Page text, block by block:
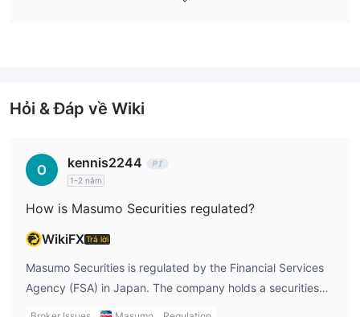
Hỏi & Đáp về Wiki
kennis2244
1-2 năm
How is Masumo Securities regulated?
WikiFXTrả lời
Masumo Securities is regulated by the Financial Services
Agency (FSA) in Japan. The company holds a securities
business license, registered under the Director of the